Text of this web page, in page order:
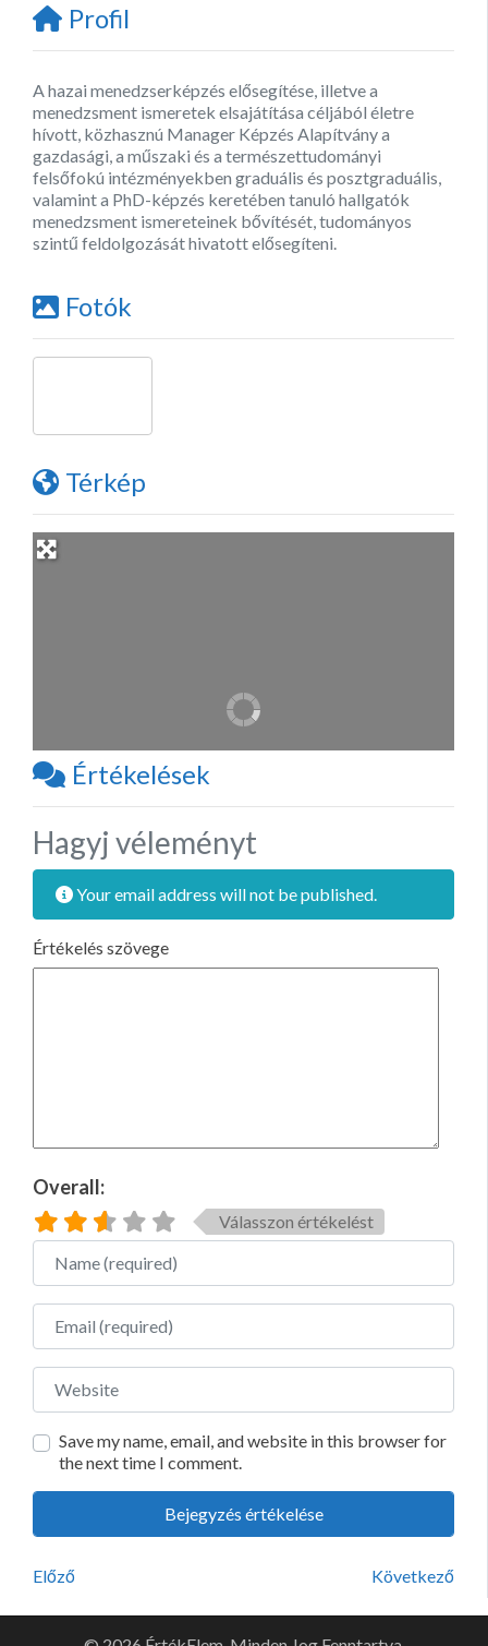
Profil
A hazai menedzserképzés elősegítése, illetve a
menedzsment ismeretek elsajátítása céljából életre
hívott, közhasznú Manager Képzés Alapítvány a
gazdasági, a műszaki és a természettudományi
felsőfokú intézményekben graduális és posztgraduális,
valamint a PhD-képzés keretében tanuló hallgatók
menedzsment ismereteinek bővítését, tudományos
szintű feldolgozását hivatott elősegíteni.
Fotók
Térkép
Értékelések
Hagyj véleményt
Your email address will not be published.
Értékelés szövege
Overall:
Válasszon értékelést
Name
Email
Website
Save my name, email, and website in this browser for
the next time I comment.
Előző Következő